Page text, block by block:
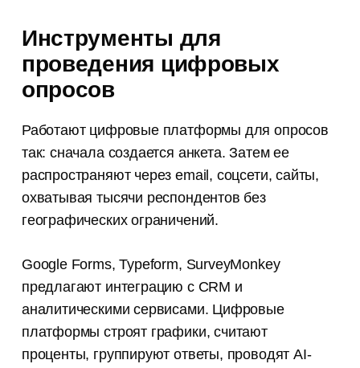
Инструменты для
проведения цифровых
опросов
Работают цифровые платформы для опросов
так: сначала создается анкета. Затем ее
распространяют через email, соцсети, сайты,
охватывая тысячи респондентов без
географических ограничений.
Google Forms, Typeform, SurveyMonkey
предлагают интеграцию с CRM и
аналитическими сервисами. Цифровые
платформы строят графики, считают
проценты, группируют ответы, проводят AI-